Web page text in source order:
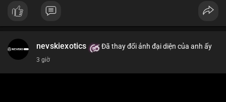
nevskiexotics Đã thay đổi ảnh đại diện của anh ấy
3 giờ